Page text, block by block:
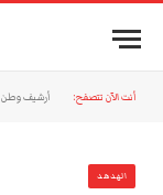
أنت الآن تتصفح: أرشيف وطن
الهدهد